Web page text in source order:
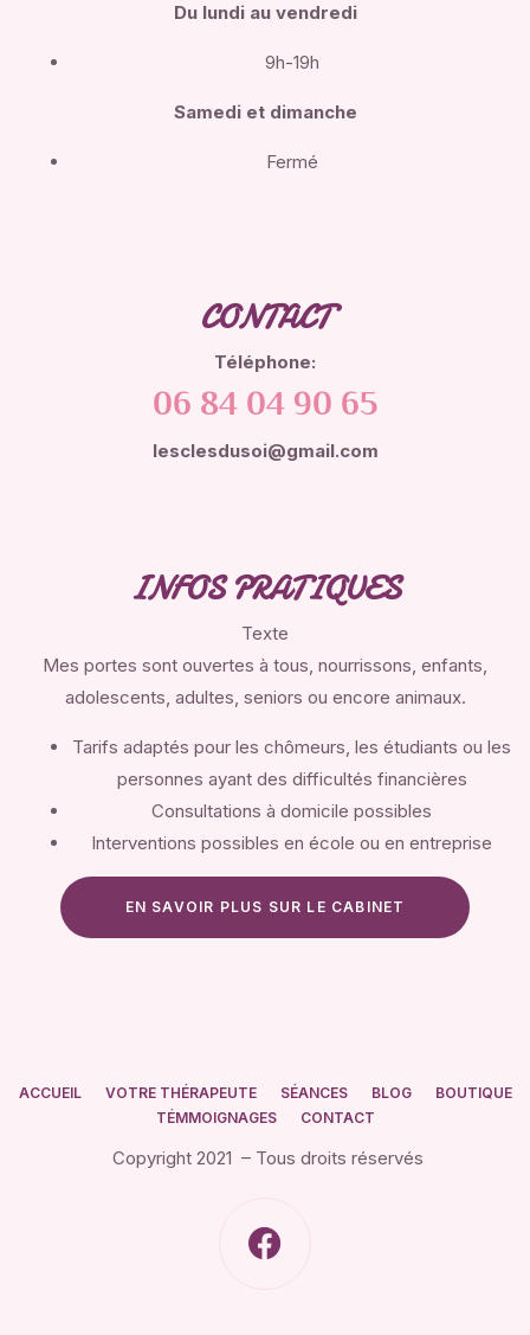
Du lundi au vendredi
9h-19h
Samedi et dimanche
Fermé
CONTACT
Téléphone:
06 84 04 90 65
lesclesdusoi@gmail.com
INFOS PRATIQUES
Texte
Mes portes sont ouvertes à tous, nourrissons, enfants,
adolescents, adultes, seniors ou encore animaux.
Tarifs adaptés pour les chômeurs, les étudiants ou les
personnes ayant des difficultés financières
Consultations à domicile possibles
Interventions possibles en école ou en entreprise
EN SAVOIR PLUS SUR LE CABINET
ACCUEIL VOTRE THÉRAPEUTE SÉANCES BLOG
BOUTIQUE
TÉMMOIGNAGES
CONTACT
Copyright 2021 – Tous droits réservés